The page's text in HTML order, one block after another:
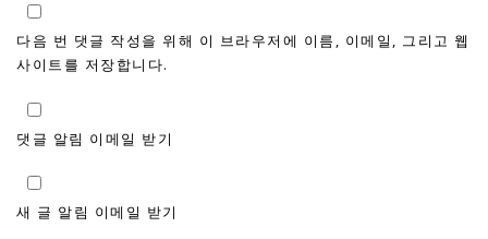
다음 번 댓글 작성을 위해 이 브라우저에 이름, 이메일, 그리고 웹
사이트를 저장합니다.
댓글 알림 이메일 받기
새 글 알림 이메일 받기